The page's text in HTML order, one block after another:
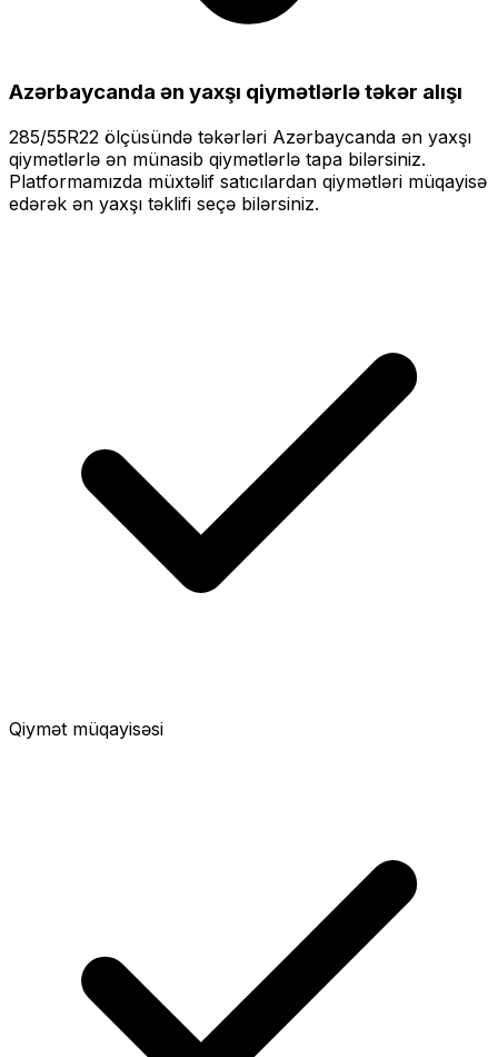
Azərbaycanda ən yaxşı qiymətlərlətəkər alışı
285/55R22 ölçüsündə təkərləri Azərbaycanda ən yaxşı
qiymətlərlə ən münasib qiymətlərlə tapa bilərsiniz.
Platformamızda müxtəlif satıcılardan qiymətləri müqayisə
edərək ən yaxşı təklifi seçə bilərsiniz.
Qiymət müqayisəsi